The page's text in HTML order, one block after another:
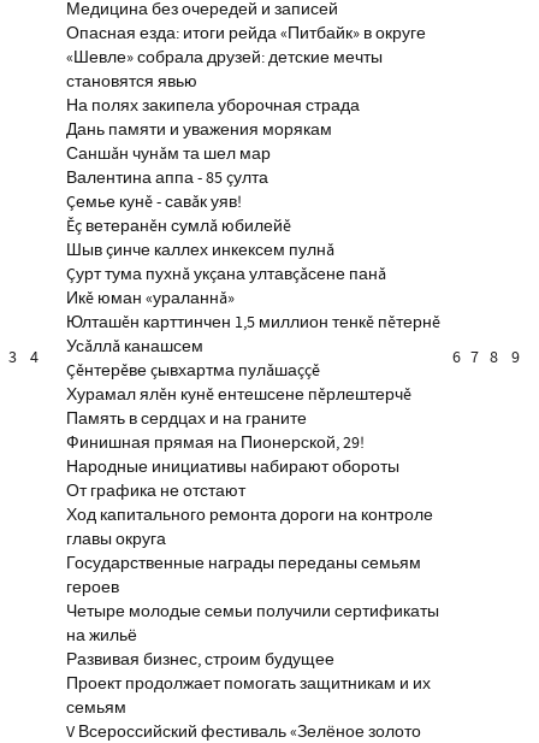
3 4
Медицина без очередей и записей
Опасная езда: итоги рейда «Питбайк» в округе
«Шевле» собрала друзей: детские мечты
становятся явью
На полях закипела уборочная страда
Дань памяти и уважения морякам
Саншăн чунăм та шел мар
Валентина аппа - 85 çулта
Çемье кунĕ - савăк уяв!
Ĕç ветеранĕн сумлă юбилейĕ
Шыв çинче каллех инкексем пулнă
Çурт тума пухнă укçана ултавçăсене панă
Икĕ юман «ураланнă»
Юлташĕн карттинчен 1,5 миллион тенкĕ пĕтернĕ
Усăллă канашсем
Çĕнтерĕве çывхартма пулăшаççĕ
Хурамал ялĕн кунĕ ентешсене пĕрлештерчĕ
Память в сердцах и на граните
Финишная прямая на Пионерской, 29!
Народные инициативы набирают обороты
От графика не отстают
Ход капитального ремонта дороги на контроле
главы округа
Государственные награды переданы семьям
героев
Четыре молодые семьи получили сертификаты
на жильё
Развивая бизнес, строим будущее
Проект продолжает помогать защитникам и их
семьям
V Всероссийский фестиваль «Зелёное золото
6 7 8 9